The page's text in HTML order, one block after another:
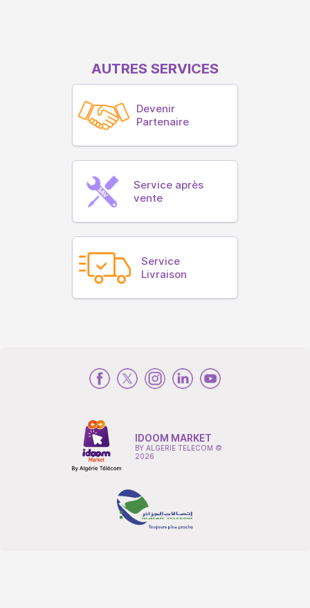
AUTRES SERVICES
Devenir
Partenaire
Service après
vente
Service
Livraison
IDOOM MARKET
BY ALGERIE TELECOM ©
2026